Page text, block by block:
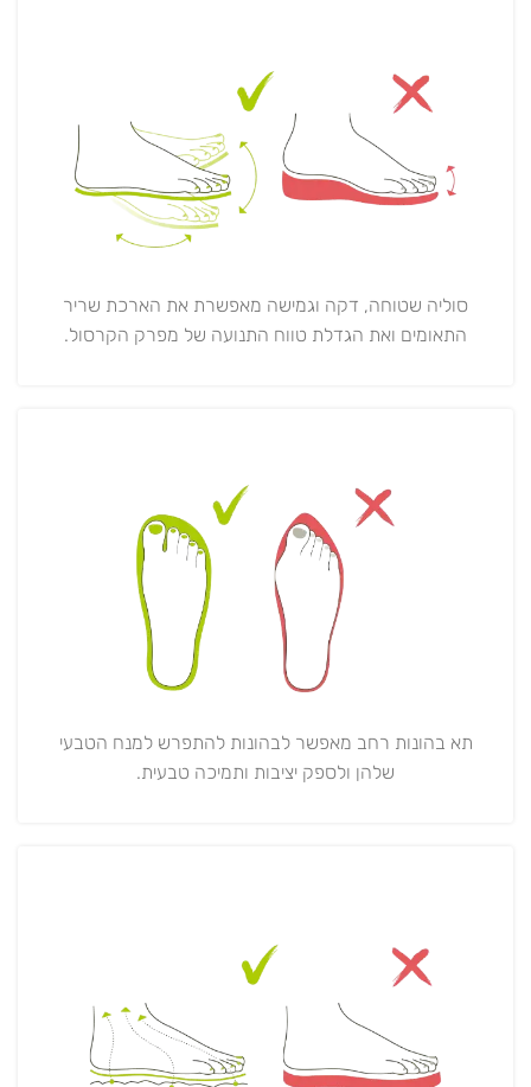
סוליה שטוחה, דקה וגמישה מאפשרת את הארכת שריר
התאומים ואת הגדלת טווח התנועה של מפרק הקרסול.
תא בהונות רחב מאפשר לבהונות להתפרש למנח הטבעי
שלהן ולספק יציבות ותמיכה טבעית.